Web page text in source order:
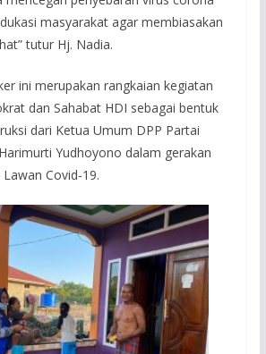
masyarakat agar membiasakan
tutur Hj. Nadia.
ini merupakan rangkaian kegiatan
dan Sahabat HDI sebagai bentuk
dari Ketua Umum DPP Partai
Yudhoyono dalam gerakan
Covid-19.